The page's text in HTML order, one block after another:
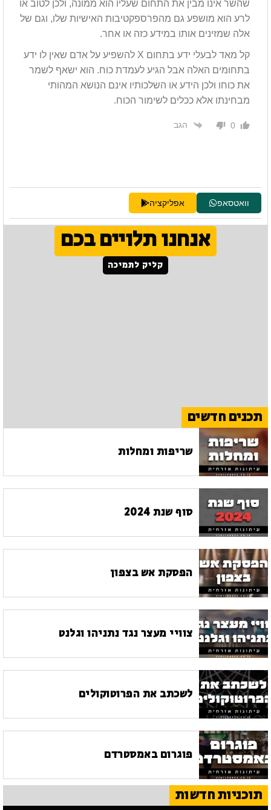
שהשר אינו מבין את התחום שעליו הוא ממונה, ולכן לטוב או
לרע הוא מושפע גם מהפרספקטיבות האישיות שלו, וגם של
אלה שמזינים אותו במידע כזה או אחר.
קל מאד לבעלי ידע בתחום X להשפיע על אדם שאין לו ידע
בתחומים האלה אבל הגיע לעמדת כוח. הוא ישאף לשמר
את כוחו ולכן הידע או השלכותיו אינם הנושא המהותי
מבחינתו אלא ככלים לשימור הכוח.
0 הגב
וואטסאפ אפליקציה
אנחנו תלויים בכם
קליק לתמיכה
תכנים חדשים
שריפות ומחלות
סוף שנת 2024
הפסקת אש בצפון
צוויי מעצר נגד נתניהו וגלנט
לשכתב את הפרוטוקולים
פוגרום באמסטרדם
תוכניות חדשות